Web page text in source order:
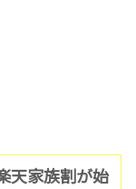
天家族割が始